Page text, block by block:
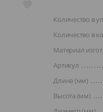
Количество в
Количество в
Материал
Артикул
Длина (мм)
Высота (мм)